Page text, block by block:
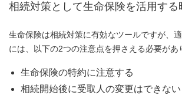
相続対策として生命保険を活用する
生命保険は相続対策に有効なツールですが、
には、以下の2つの注意点を押さえる必要があ
生命保険の特約に注意する
相続開始後に受取人の変更はできない